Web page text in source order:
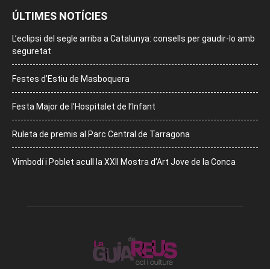
ÚLTIMES NOTÍCIES
L’eclipsi del segle arriba a Catalunya: consells per gaudir-lo amb
seguretat
Festes d’Estiu de Masboquera
Festa Major de l’Hospitalet de l’Infant
Ruleta de premis al Parc Central de Tarragona
Vimbodí i Poblet acull la XXII Mostra d’Art Jove de la Conca